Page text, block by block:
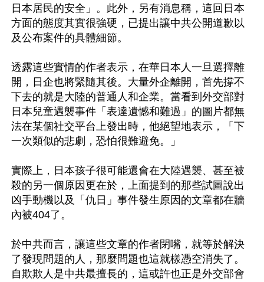
日本居民的安全」。此外，另有消息稱，這回日本
方面的態度其實很強硬，已提出讓中共公開道歉以
及公布案件的具體細節。
透露這些實情的作者表示，在華日本人一旦選擇離
開，日企也將緊隨其後。大量外企離開，首先撐不
下去的就是大陸的普通人和企業。當看到外交部對
日本兒童遇襲事件「表達遺憾和難過」的圖片都無
法在某個社交平台上發出時，他絕望地表示，「下
一次類似的悲劇，恐怕很難避免。」
實際上，日本孩子很可能還會在大陸遇襲、甚至被
殺的另一個原因更在於，上面提到的那些試圖說出
凶手動機以及「仇日」事件發生原因的文章都在牆
內被404了。
於中共而言，讓這些文章的作者閉嘴，就等於解決
了發現問題的人，那麼問題也這就樣憑空消失了。
自欺欺人是中共最擅長的，這或許也正是外交部會